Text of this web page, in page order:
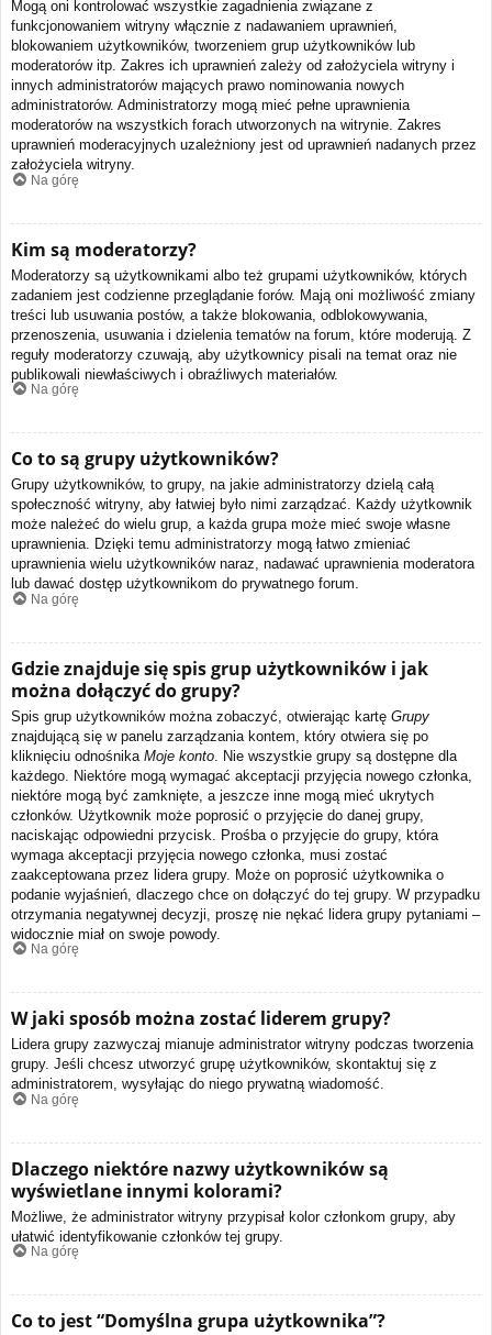
Mogą oni kontrolować wszystkie zagadnienia związane z
funkcjonowaniem witryny włącznie z nadawaniem uprawnień,
blokowaniem użytkowników, tworzeniem grup użytkowników lub
moderatorów itp. Zakres ich uprawnień zależy od założyciela witryny i
innych administratorów mających prawo nominowania nowych
administratorów. Administratorzy mogą mieć pełne uprawnienia
moderatorów na wszystkich forach utworzonych na witrynie. Zakres
uprawnień moderacyjnych uzależniony jest od uprawnień nadanych przez
założyciela witryny.
Na górę
Kim są moderatorzy?
Moderatorzy są użytkownikami albo też grupami użytkowników, których
zadaniem jest codzienne przeglądanie forów. Mają oni możliwość zmiany
treści lub usuwania postów, a także blokowania, odblokowywania,
przenoszenia, usuwania i dzielenia tematów na forum, które moderują. Z
reguły moderatorzy czuwają, aby użytkownicy pisali na temat oraz nie
publikowali niewłaściwych i obraźliwych materiałów.
Na górę
Co to są grupy użytkowników?
Grupy użytkowników, to grupy, na jakie administratorzy dzielą całą
społeczność witryny, aby łatwiej było nimi zarządzać. Każdy użytkownik
może należeć do wielu grup, a każda grupa może mieć swoje własne
uprawnienia. Dzięki temu administratorzy mogą łatwo zmieniać
uprawnienia wielu użytkowników naraz, nadawać uprawnienia moderatora
lub dawać dostęp użytkownikom do prywatnego forum.
Na górę
Gdzie znajduje się spis grup użytkowników i jak
można dołączyć do grupy?
Spis grup użytkowników można zobaczyć, otwierając kartę Grupy
znajdującą się w panelu zarządzania kontem, który otwiera się po
kliknięciu odnośnika Moje konto . Nie wszystkie grupy są dostępne dla
każdego. Niektóre mogą wymagać akceptacji przyjęcia nowego członka,
niektóre mogą być zamknięte, a jeszcze inne mogą mieć ukrytych
członków. Użytkownik może poprosić o przyjęcie do danej grupy,
naciskając odpowiedni przycisk. Prośba o przyjęcie do grupy, która
wymaga akceptacji przyjęcia nowego członka, musi zostać
zaakceptowana przez lidera grupy. Może on poprosić użytkownika o
podanie wyjaśnień, dlaczego chce on dołączyć do tej grupy. W przypadku
otrzymania negatywnej decyzji, proszę nie nękać lidera grupy pytaniami –
widocznie miał on swoje powody.
Na górę
W jaki sposób można zostać liderem grupy?
Lidera grupy zazwyczaj mianuje administrator witryny podczas tworzenia
grupy. Jeśli chcesz utworzyć grupę użytkowników, skontaktuj się z
administratorem, wysyłając do niego prywatną wiadomość.
Na górę
Dlaczego niektóre nazwy użytkowników są
wyświetlane innymi kolorami?
Możliwe, że administrator witryny przypisał kolor członkom grupy, aby
ułatwić identyfikowanie członków tej grupy.
Na górę
Co to jest “Domyślna grupa użytkownika”?